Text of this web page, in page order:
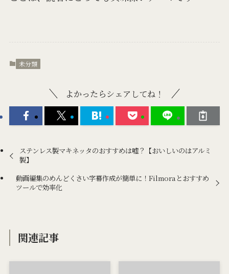
未分類
よかったらシェアしてね！
ステンレス製マキネッタのおすすめは嘘？【おいしいのはアルミ
製】
動画編集のめんどくさい字幕作成が簡単に！Filmoraとおすすめ
ツールで効率化
関連記事